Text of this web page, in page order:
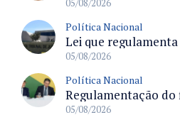
05/08/2026
Política Nacional
05/08/2026
Política Nacional
05/08/2026